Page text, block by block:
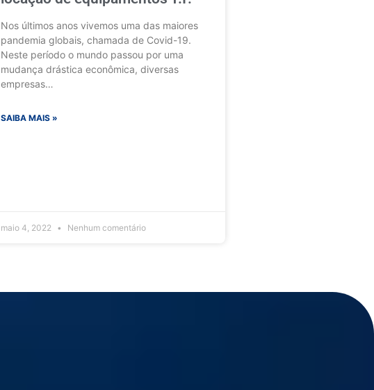
Nos últimos anos vivemos uma das maiores
pandemia globais, chamada de Covid-19.
Neste período o mundo passou por uma
mudança drástica econômica, diversas
empresas…
SAIBA MAIS »
maio 4, 2022 Nenhum comentário